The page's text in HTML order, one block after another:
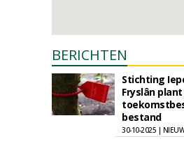
BERICHTEN
Stichting
Fryslân
bestand
30-10-2025 |